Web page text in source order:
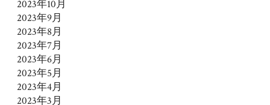
2023年10月
2023年9月
2023年8月
2023年7月
2023年6月
2023年5月
2023年4月
2023年3月